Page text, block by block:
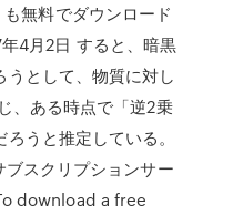
無料でダウンロード
4月2日 すると、暗黒
として、物質に対し
、ある時点で「逆2乗
うと推定している。
スクリプションサー
download a free